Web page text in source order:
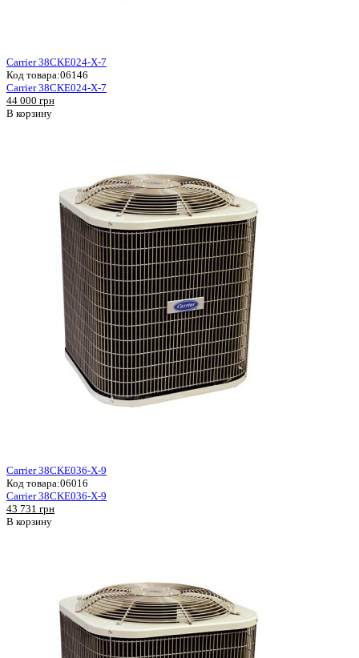
Carrier 38CKE024-X-7
Код товара:06146
Carrier 38CKE024-X-7
44 000 грн
В корзину
Carrier 38CKE036-X-9
Код товара:06016
Carrier 38CKE036-X-9
43 731 грн
В корзину